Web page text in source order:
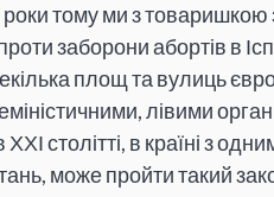
тому ми з товаришкою
заборони абортів в
площ та вулиць
лівими
столітті, в країні з
може пройти такий